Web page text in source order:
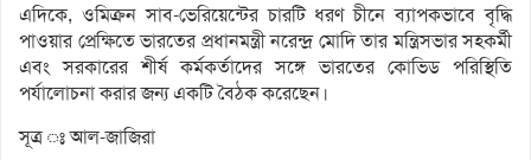
এদিকে, ওমিক্রন সাব-ভেরিয়েন্টের চারটি ধরণ চীনে ব্যাপকভাবে বৃদ্ধি
পাওয়ার প্রেক্ষিতে ভারতের প্রধানমন্ত্রী নরেন্দ্র মোদি তার মন্ত্রিসভার সহকর্মী
এবং সরকারের শীর্ষ কর্মকর্তাদের সঙ্গে ভারতের কোভিড পরিস্থিতি
পর্যালোচনা করার জন্য একটি বৈঠক করেছেন।
সূত্র ঃ আল-জাজিরা